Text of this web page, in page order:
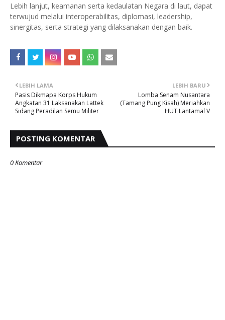
Lebih lanjut, keamanan serta kedaulatan Negara di laut, dapat
terwujud melalui interoperabilitas, diplomasi, leadership,
sinergitas, serta strategi yang dilaksanakan dengan baik.
LEBIH BARU
Lomba Senam Nusantara
(Tamang Pung Kisah) Meriahkan
HUT Lantamal V
LEBIH LAMA
Pasis Dikmapa Korps Hukum
Angkatan 31 Laksanakan Lattek
Sidang Peradilan Semu Militer
POSTING KOMENTAR
0 Komentar